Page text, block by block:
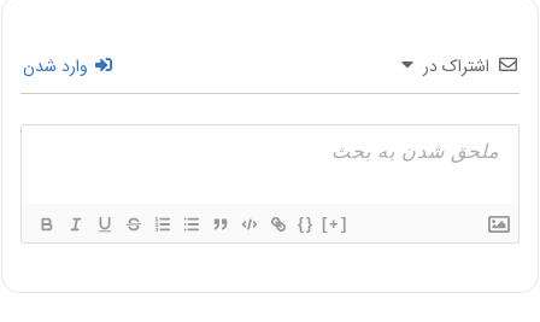
اشتراک در وارد شدن
{} [+]